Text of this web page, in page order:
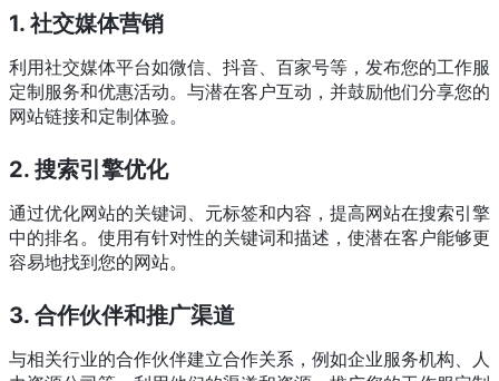
1. 社交媒体营销
利用社交媒体平台如微信、抖音、百家号等，发布您的工作服
定制服务和优惠活动。与潜在客户互动，并鼓励他们分享您的
网站链接和定制体验。
2. 搜索引擎优化
通过优化网站的关键词、元标签和内容，提高网站在搜索引擎
中的排名。使用有针对性的关键词和描述，使潜在客户能够更
容易地找到您的网站。
3. 合作伙伴和推广渠道
与相关行业的合作伙伴建立合作关系，例如企业服务机构、人